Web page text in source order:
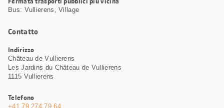
Bus: Vullierens, Village
Contatto
Indirizzo
Château de Vullierens
Les Jardins du Château de Vullierens
1115 Vullierens
Telefono
+41 79 274 79 64